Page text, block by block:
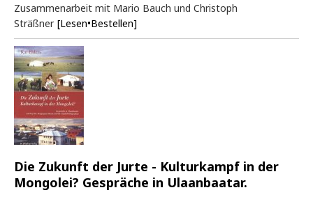
Zusammenarbeit mit Mario Bauch und Christoph
Sträßner [Lesen•Bestellen]
Die Zukunft der Jurte - Kulturkampf in der
Mongolei? Gespräche in Ulaanbaatar.